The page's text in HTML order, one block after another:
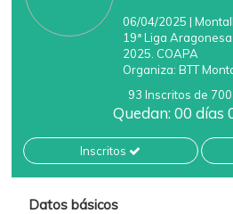
06/04/2025 |
19ª Liga
2025. COAPA
Organiza: BTT
93 Inscritos de
Quedan: 00 días
Inscritos
Datos básicos